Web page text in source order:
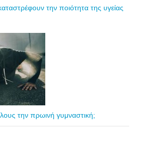
την ποιότητα της υγείας
την πρωινή γυμναστική;